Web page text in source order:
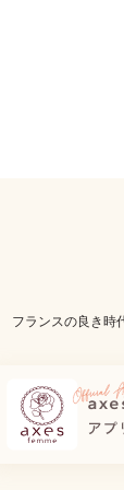
フランスの良き時